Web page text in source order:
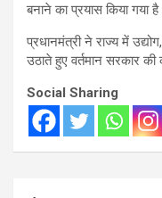
बनाने का प्रयास किया गया
प्रधानमंत्री ने राज्य में
उठाते हुए वर्तमान सरकार
Social Sharing
Post